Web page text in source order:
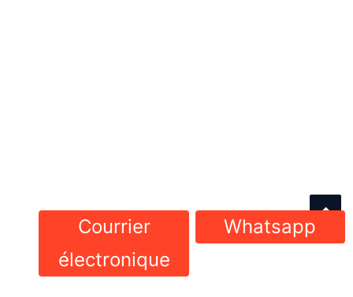
Courrier
électronique
Whatsapp